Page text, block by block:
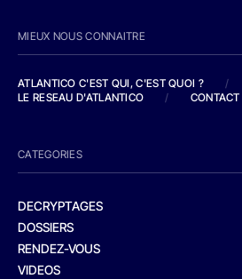
MIEUX NOUS CONNAITRE
ATLANTICO C'EST QUI, C'EST QUOI ?
/
LE RESEAU D'ATLANTICO
/ CONTACT
CATEGORIES
DECRYPTAGES
DOSSIERS
RENDEZ-VOUS
VIDEOS